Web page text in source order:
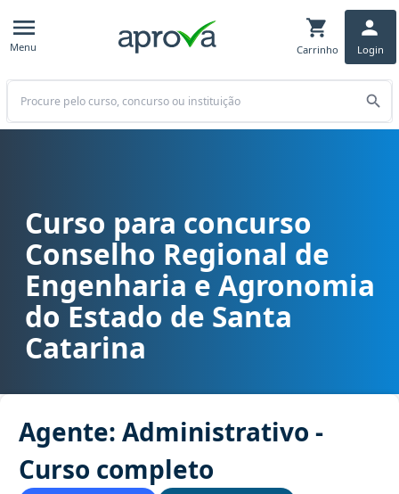
Menu Carrinho Login
Buscar
Curso para concurso CREA SC - Conselho Regional de
Curso para concurso
Conselho Regional de
Engenharia e Agronomia
do Estado de Santa
Catarina
Agente: Administrativo -
Curso completo